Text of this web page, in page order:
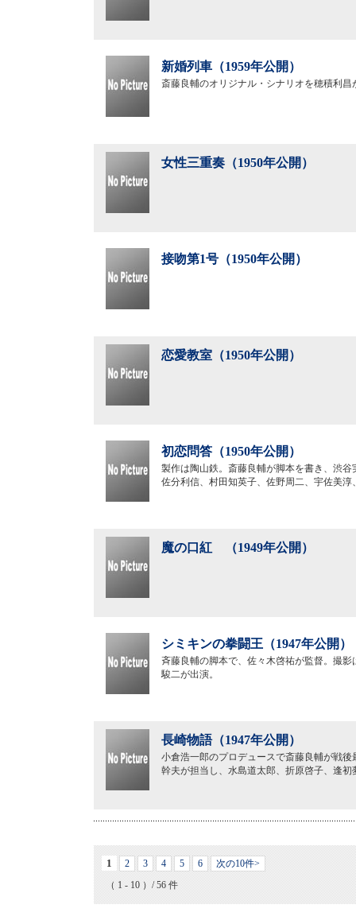
新婚列車（1959年公開）
斎藤良輔のオリジナル・シナリオを穂積利
女性三重奏（1950年公開）
接吻第1号（1950年公開）
恋愛教室（1950年公開）
初恋問答（1950年公開）
製作は陶山鉄。斎藤良輔が脚本を書き、渋
佐分利信、村田知英子、佐野周二、宇佐美
魔の口紅 （1949年公開）
シミキンの拳闘王（1947年公開）
斉藤良輔の脚本で、佐々木啓祐が監督。撮
駿二が出演。
長崎物語（1947年公開）
小倉浩一郎のプロデュースで斎藤良輔が戦
幹夫が担当し、水島道太郎、折原啓子、逢
1 2 3 4 5 6
次の10件>
（ 1 - 10 ）/ 56 件